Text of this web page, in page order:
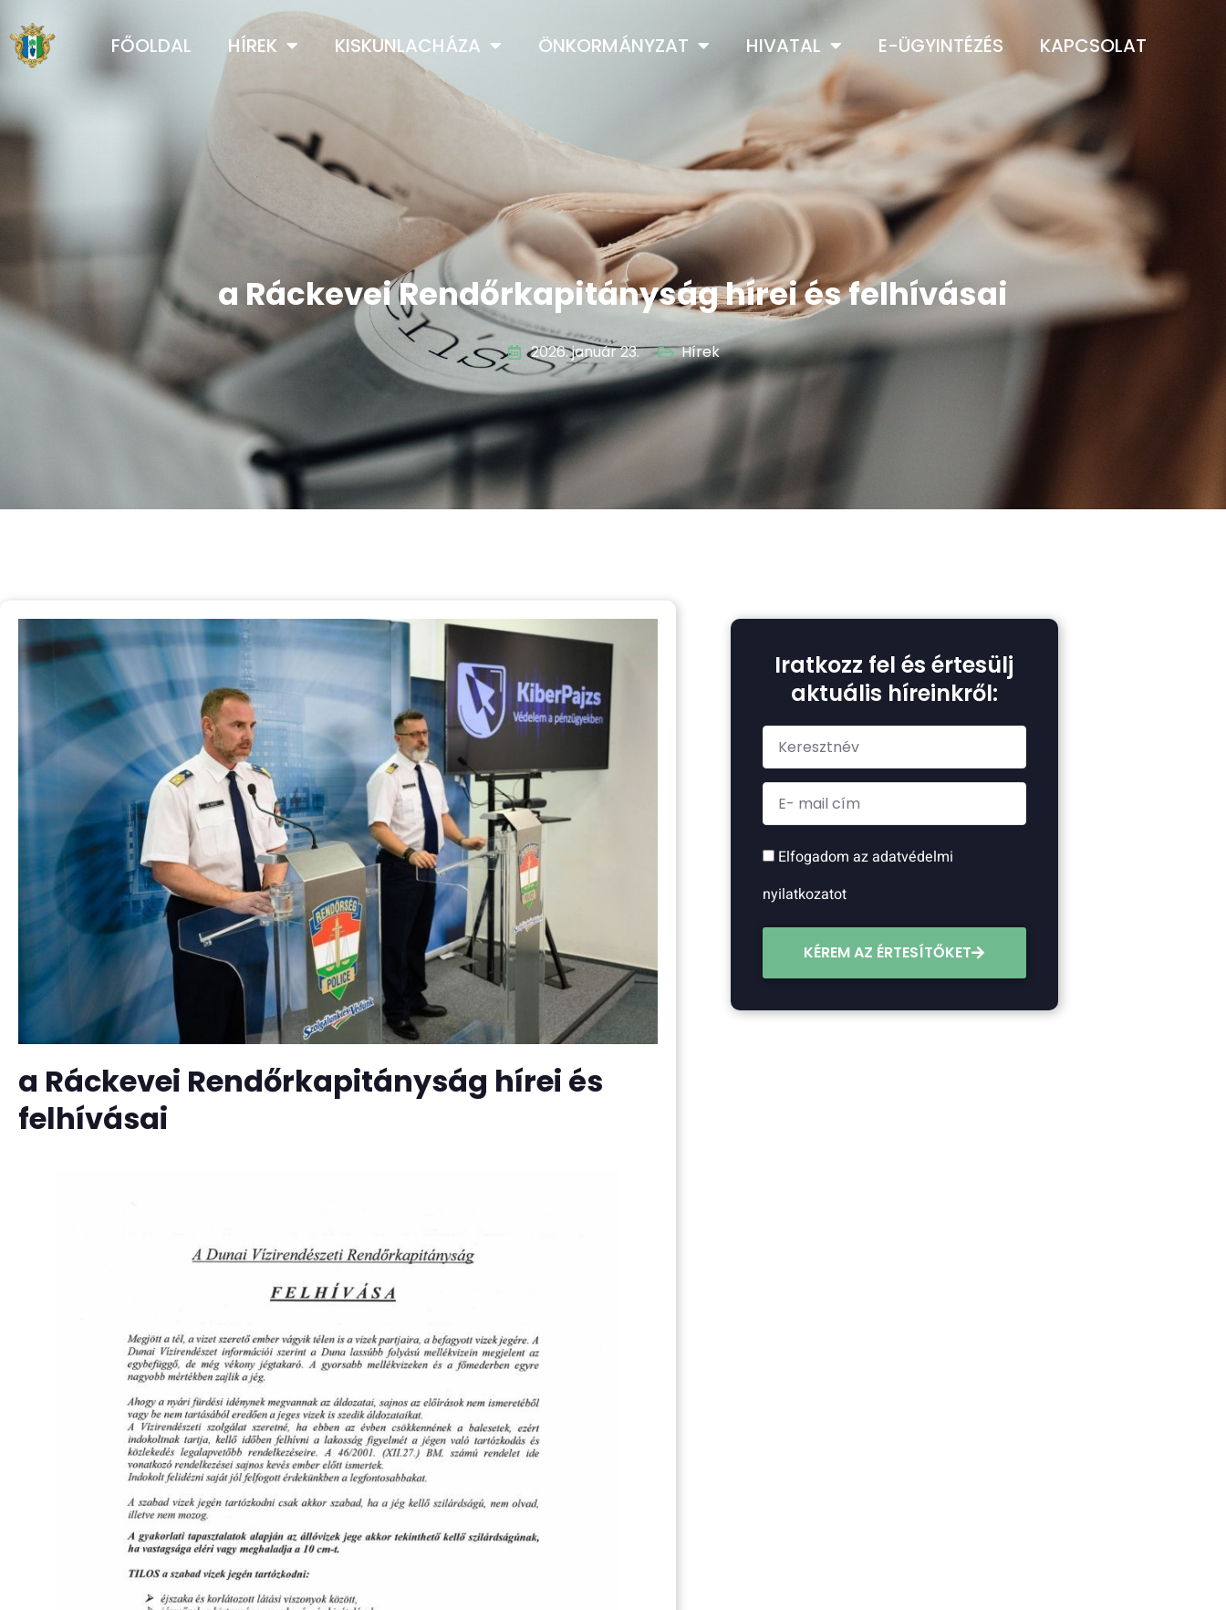
FŐOLDAL HÍREK KISKUNLACHÁZA ÖNKORMÁNYZAT HIVATAL E-ÜGYINTÉZÉS KAPCSOLAT
a Ráckevei Rendőrkapitányság hírei és felhívásai
2026. január 23. Hírek
a Ráckevei Rendőrkapitányság hírei és
felhívásai
Iratkozz fel és értesülj
aktuális híreinkről:
Elfogadom az adatvédelmi
nyilatkozatot
KÉREM AZ ÉRTESÍTŐKET